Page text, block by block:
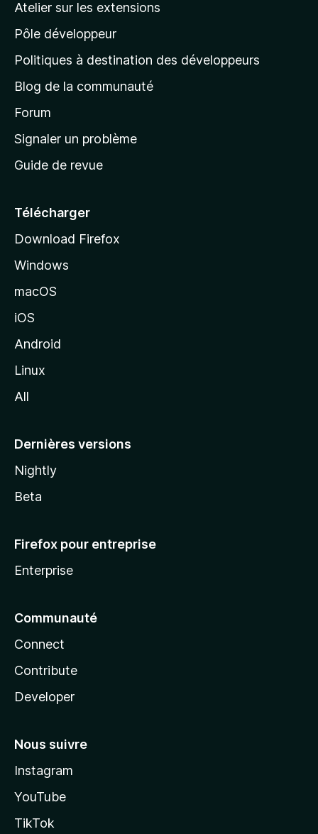
p
a
g
d
a
c
e
l
d
o
z
l
Atelier sur les extensions
Pôle développeur
Politiques à destination des développeurs
Blog de la communauté
Forum
Signaler un problème
Guide de revue
Télécharger
Download Firefox
Windows
macOS
iOS
Android
Linux
All
Dernières versions
Nightly
Beta
Firefox pour entreprise
Enterprise
Communauté
Connect
Contribute
Developer
Nous suivre
Instagram
YouTube
TikTok